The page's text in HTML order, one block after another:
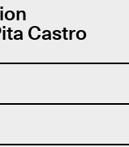
Castro